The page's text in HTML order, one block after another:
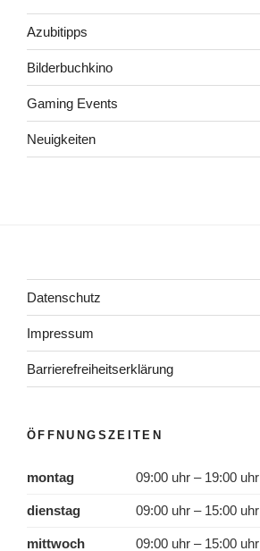
Azubitipps
Bilderbuchkino
Gaming Events
Neuigkeiten
Datenschutz
Impressum
Barrierefreiheitserklärung
ÖFFNUNGSZEITEN
montag 09:00 uhr – 19:00 uhr
dienstag 09:00 uhr – 15:00 uhr
mittwoch 09:00 uhr – 15:00 uhr